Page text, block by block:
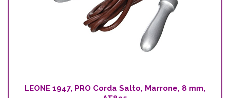
LEONE 1947, PRO Corda Salto, Marrone, 8 mm,